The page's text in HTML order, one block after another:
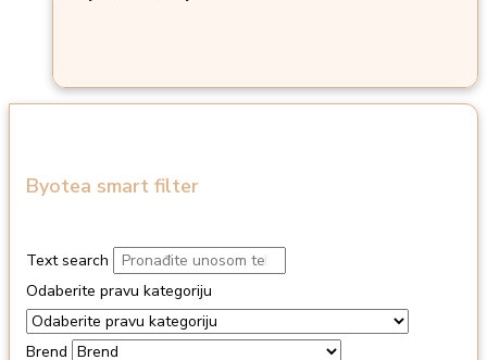
Byotea smart filter
Text search
Odaberite pravu kategoriju
Brend